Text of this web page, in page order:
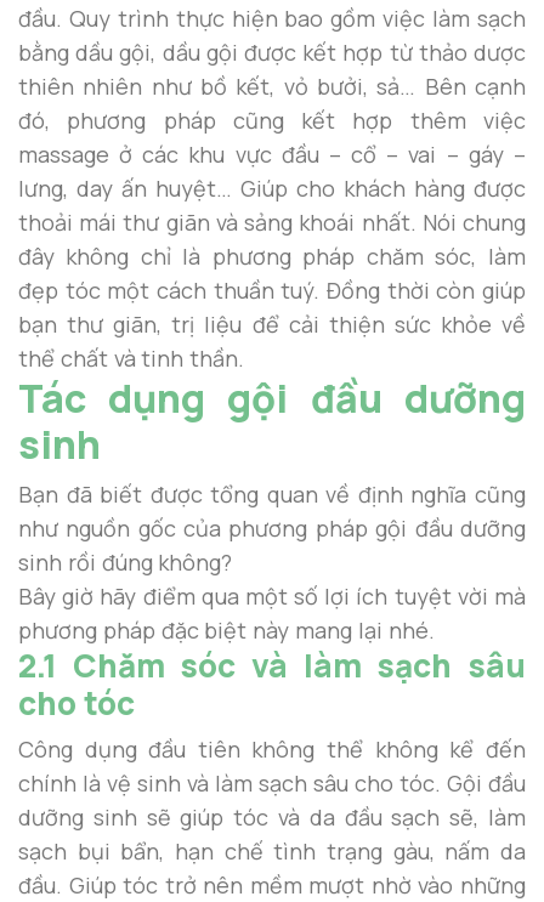
đầu. Quy trình thực hiện bao gồm việc làm sạch
bằng dầu gội, dầu gội được kết hợp từ thảo dược
thiên nhiên như bồ kết, vỏ bưởi, sả… Bên cạnh
đó, phương pháp cũng kết hợp thêm việc
massage ở các khu vực đầu – cổ – vai – gáy –
lưng, day ấn huyệt… Giúp cho khách hàng được
thoải mái thư giãn và sảng khoái nhất. Nói chung
đây không chỉ là phương pháp chăm sóc, làm
đẹp tóc một cách thuần tuý. Đồng thời còn giúp
bạn thư giãn, trị liệu để cải thiện sức khỏe về
thể chất và tinh thần.
Tác dụng gội đầu dưỡng
sinh
Bạn đã biết được tổng quan về định nghĩa cũng
như nguồn gốc của phương pháp gội đầu dưỡng
sinh rồi đúng không?
Bây giờ hãy điểm qua một số lợi ích tuyệt vời mà
phương pháp đặc biệt này mang lại nhé.
2.1 Chăm sóc và làm sạch sâu
cho tóc
Công dụng đầu tiên không thể không kể đến
chính là vệ sinh và làm sạch sâu cho tóc. Gội đầu
dưỡng sinh sẽ giúp tóc và da đầu sạch sẽ, làm
sạch bụi bẩn, hạn chế tình trạng gàu, nấm da
đầu. Giúp tóc trở nên mềm mượt nhờ vào những